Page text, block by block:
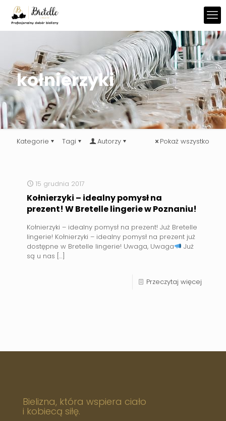
kołnierzyki
Kategorie Tagi Autorzy Pokaż wszystko
15 grudnia 2017
Kołnierzyki – idealny pomysł na
prezent! W Bretelle lingerie w Poznaniu!
Kołnierzyki – idealny pomysł na prezent! Już Bretelle
lingerie! Kołnierzyki – idealny pomysł na prezent już
dostępne w Bretelle lingerie! Uwaga, Uwaga
Już
są u nas […]
Przeczytaj więcej
Bielizna, która wspiera ciało
i kobiecą siłę.